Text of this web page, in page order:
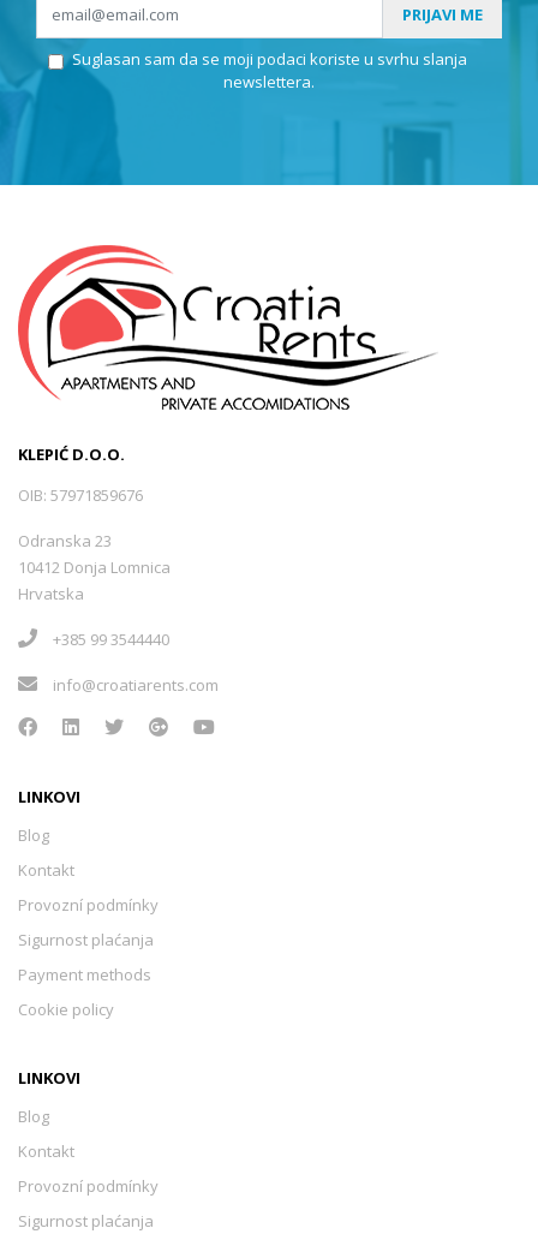
PRIJAVI ME
Suglasan sam da se moji podaci koriste u svrhu slanja
newslettera.
KLEPIĆ D.O.O.
OIB: 57971859676
Odranska 23
10412 Donja Lomnica
Hrvatska
+385 99 3544440
info@croatiarents.com
LINKOVI
Blog
Kontakt
Provozní podmínky
Sigurnost plaćanja
Payment methods
Cookie policy
LINKOVI
Blog
Kontakt
Provozní podmínky
Sigurnost plaćanja